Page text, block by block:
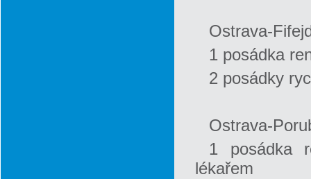
Ostrava-
1 posádka
2 posádky
Ostrava-
1 posádka
lékařem